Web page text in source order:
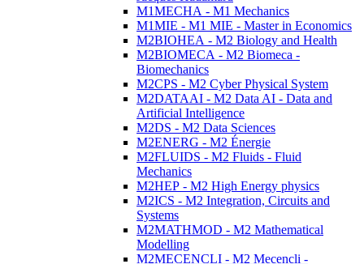
M1MECHA - M1 Mechanics
M1MIE - M1 MIE - Master in Economics
M2BIOHEA - M2 Biology and Health
M2BIOMECA - M2 Biomeca -
Biomechanics
M2CPS - M2 Cyber Physical System
M2DATAAI - M2 Data AI - Data and
Artificial Intelligence
M2DS - M2 Data Sciences
M2ENERG - M2 Énergie
M2FLUIDS - M2 Fluids - Fluid
Mechanics
M2HEP - M2 High Energy physics
M2ICS - M2 Integration, Circuits and
Systems
M2MATHMOD - M2 Mathematical
Modelling
M2MECENCLI - M2 Mecencli -